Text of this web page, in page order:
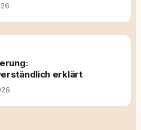
erklärt